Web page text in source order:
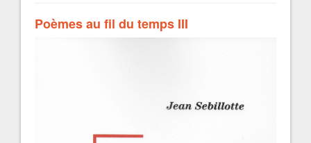
Poèmes au fil du temps III